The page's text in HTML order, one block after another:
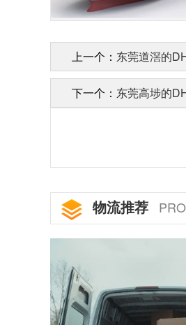
上一个： 东莞道滘的
下一个： 东莞高埗的
物流推荐